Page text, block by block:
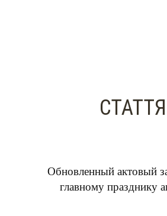
СТАТТЯ
Обновленный актовый
главному празднику